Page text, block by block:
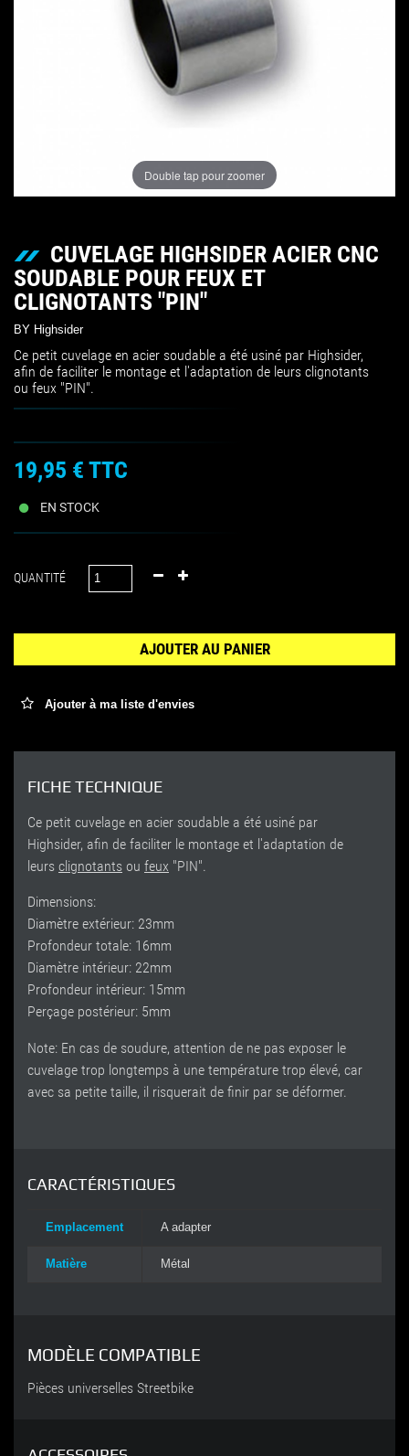
Double tap pour zoomer
CUVELAGE HIGHSIDER ACIER CNC
SOUDABLE POUR FEUX ET
CLIGNOTANTS "PIN"
BY Highsider
Ce petit cuvelage en acier soudable a été usiné par Highsider,
afin de faciliter le montage et l'adaptation de leurs clignotants
ou feux "PIN".
19,95 € TTC
EN STOCK
QUANTITÉ
AJOUTER AU PANIER
Ajouter à ma liste d'envies
FICHE TECHNIQUE
Ce petit cuvelage en acier soudable a été usiné par
Highsider, afin de faciliter le montage et l'adaptation de
leurs clignotants ou feux "PIN".
Dimensions:
Diamètre extérieur: 23mm
Profondeur totale: 16mm
Diamètre intérieur: 22mm
Profondeur intérieur: 15mm
Perçage postérieur: 5mm
Note: En cas de soudure, attention de ne pas exposer le
cuvelage trop longtemps à une température trop élevé, car
avec sa petite taille, il risquerait de finir par se déformer.
CARACTÉRISTIQUES
Emplacement A adapter
Matière Métal
MODÈLE COMPATIBLE
Pièces universelles Streetbike